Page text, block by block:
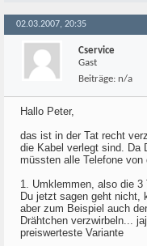
02.03.2007, 20:35
Cservice
Gast
Beiträge: n/a
Hallo Peter,
das ist in der Tat recht
die Kabel verlegt sind. Da
müssten alle Telefone
1. Umklemmen, also die
Du jetzt sagen geht nicht,
aber zum Beispiel auch
Drähtchen verzwirbeln...
preiswerteste Variante